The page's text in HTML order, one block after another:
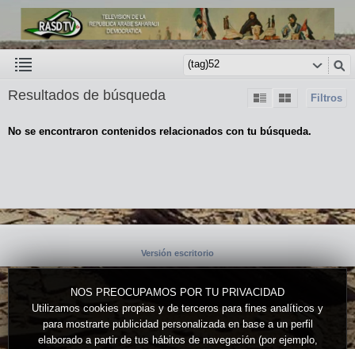
NOS PREOCUPAMOS POR TU PRIVACIDAD
Utilizamos cookies propias y de terceros para fines analíticos y
para mostrarte publicidad personalizada en base a un perfil
elaborado a partir de tus hábitos de navegación (por ejemplo,
Filtros
Resultados de búsqueda
No se encontraron contenidos relacionados con tu búsqueda.
Versión escritorio